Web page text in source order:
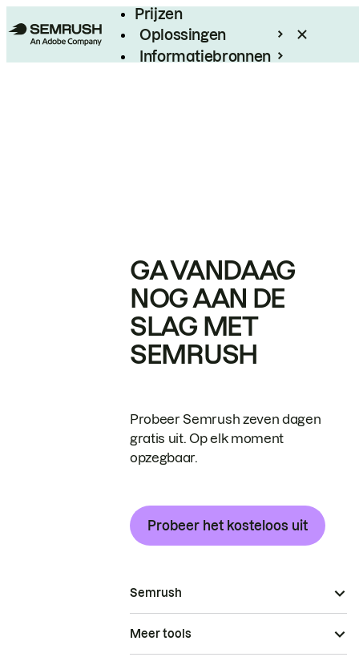
Prijzen
Oplossingen
Informatiebronnen
GA VANDAAG
NOG AAN DE
SLAG MET
SEMRUSH
Probeer Semrush zeven dagen
gratis uit. Op elk moment
opzegbaar.
Probeer het kosteloos uit
Semrush
Meer tools